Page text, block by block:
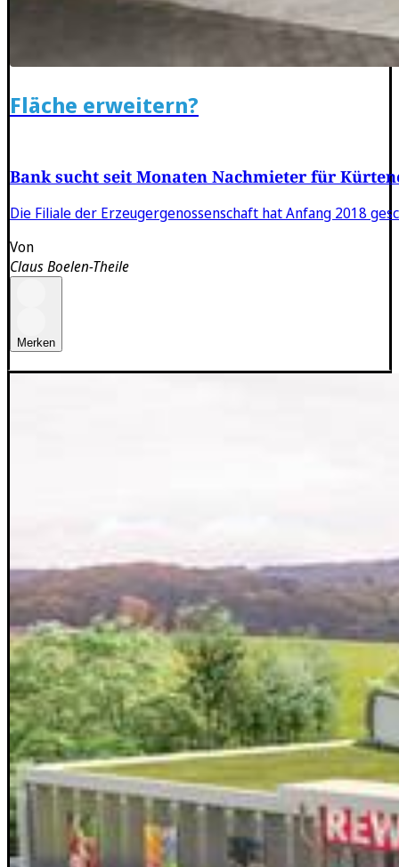
Fläche erweitern?
Bank sucht seit Monaten Nachmieter für
Die Filiale der Erzeugergenossenschaft hat Anfang 2018
Von
Claus Boelen-Theile
Merken